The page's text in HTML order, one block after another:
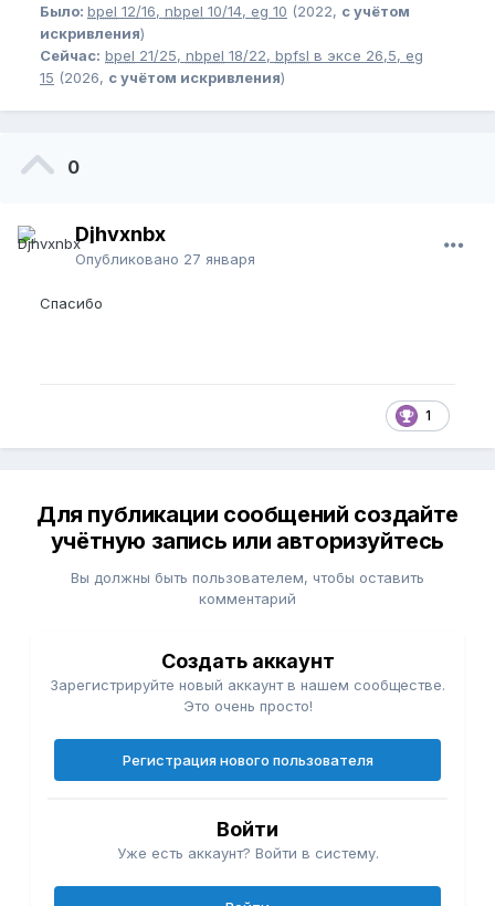
Было: bpel 12/16, nbpel 10/14, eg 10 (2022, с учётом
искривления)
Сейчас: bpel 21/25, nbpel 18/22, bpfsl в эксе 26,5, eg
15 (2026, с учётом искривления)
0
Djhvxnbx
Опубликовано 27 января
Спасибо
1
Для публикации сообщений создайте
учётную запись или авторизуйтесь
Вы должны быть пользователем, чтобы оставить
комментарий
Создать аккаунт
Зарегистрируйте новый аккаунт в нашем сообществе.
Это очень просто!
Регистрация нового пользователя
Войти
Уже есть аккаунт? Войти в систему.